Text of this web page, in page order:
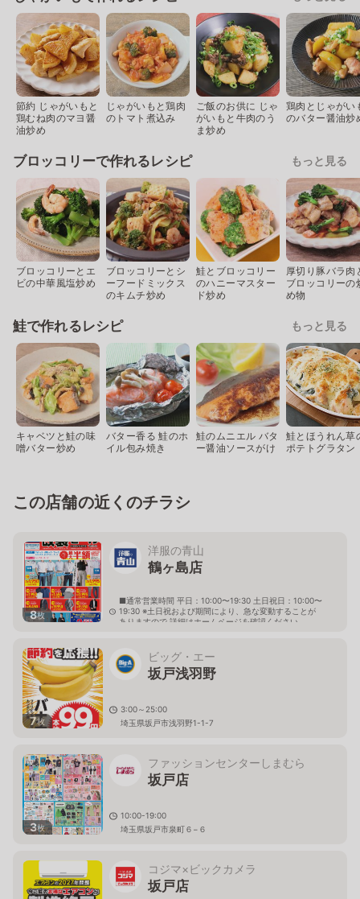
節約 じゃがいもと
鶏むね肉のマヨ醤
油炒め
じゃがいもと鶏肉
のトマト煮込み
ご飯のお供に じゃ
がいもと牛肉のう
ま炒め
鶏肉とじゃがい
のバター醤油炒
ブロッコリーで作れるレシピ もっと見る
ブロッコリーとエ
ビの中華風塩炒め
ブロッコリーとシ
ーフードミックス
のキムチ炒め
鮭とブロッコリー
のハニーマスター
ド炒め
厚切り豚バラ肉
ブロッコリーの
め物
鮭で作れるレシピ もっと見る
キャベツと鮭の味
噌バター炒め
バター香る 鮭のホ
イル包み焼き
鮭のムニエル バタ
ー醤油ソースがけ
鮭とほうれん草
ポテトグラタン
この店舗の近くのチラシ
8枚
洋服の青山
鶴ヶ島店
■通常営業時間 平日：10:00〜19:30 土日祝日：10:00〜
19:30 ※土日祝および期間により、急な変動することが
ありますので 詳細はホームページを確認ください
7枚
ビッグ・エー
坂戸浅羽野
3:00～25:00
埼玉県坂戸市浅羽野1-1-7
3枚
ファッションセンターしまむら
坂戸店
10:00-19:00
埼玉県坂戸市泉町６−６
コジマ×ビックカメラ
坂戸店